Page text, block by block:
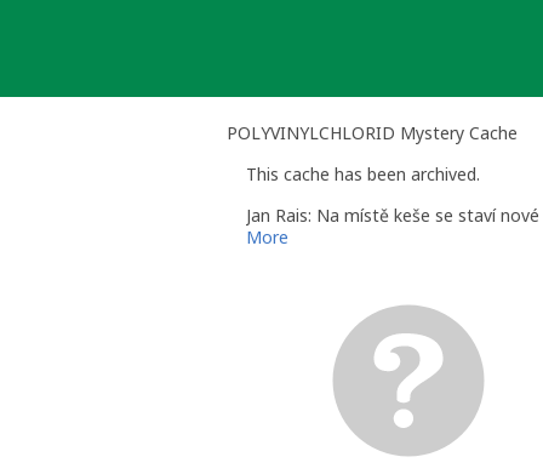
POLYVINYLCHLORID Mystery Cache
This cache has been archived.
Jan Rais: Na místě keše se staví
More